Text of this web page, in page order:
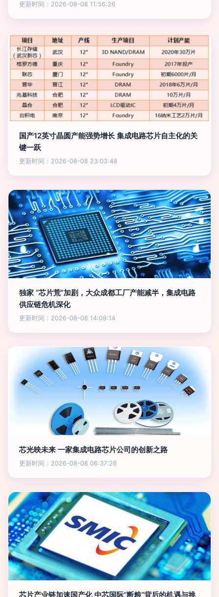
更新时间：2026-08-08 11:56:26
国产12英寸晶圆产能强势增长 集成电路芯片自主化的关
键一跃
更新时间：2026-08-08 23:03:48
独家 “芯片荒”加剧，大众成都工厂产能减半，集成电路
供应链危机深化
更新时间：2026-08-08 14:09:14
芯光映未来 一家集成电路芯片公司的创新之路
更新时间：2026-08-08 06:37:26
芯片产业链加速国产化 中芯国际“断粮”背后的机遇与挑